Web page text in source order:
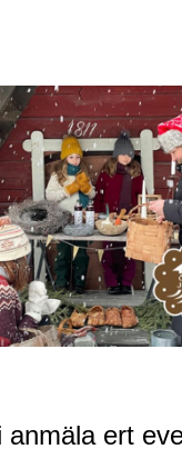
anmäla ert